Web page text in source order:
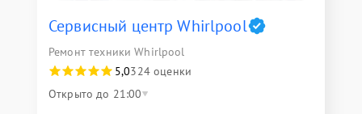
Сервисный центр Whirlpool
Ремонт техники Whirlpool
5,0324 оценки
Открыто до 21:00